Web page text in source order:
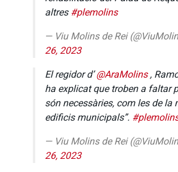
altres#plemolins
— Viu Molins de Rei
26, 2023
El regidor d’@AraMolins,
ha explicat que troben a faltar
són necessàries, com les de la
edificis municipals”.
— Viu Molins de Rei
26, 2023